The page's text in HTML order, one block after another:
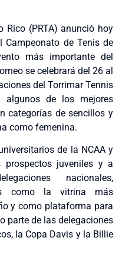
Rico (PRTA) anunció hoy
de Tenis de
más importante del
se celebrará del 26 al
del Torrimar Tennis
algunos de los mejores
categorías de sencillos y
como femenina.
de la NCAA y
juveniles y a
nacionales,
como la vitrina más
y como plataforma para
parte de las delegaciones
la Copa Davis y la Billie